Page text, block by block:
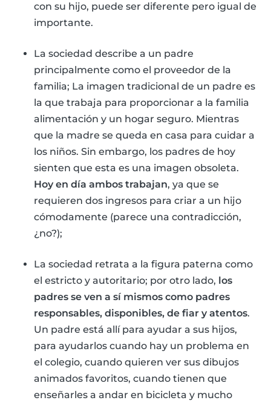
con su hijo, puede ser diferente pero igual de
importante.
La sociedad describe a un padre
principalmente como el proveedor de la
familia; La imagen tradicional de un padre es
la que trabaja para proporcionar a la familia
alimentación y un hogar seguro. Mientras
que la madre se queda en casa para cuidar a
los niños. Sin embargo, los padres de hoy
sienten que esta es una imagen obsoleta.
Hoy en día ambos trabajan, ya que se
requieren dos ingresos para criar a un hijo
cómodamente (parece una contradicción,
¿no?);
La sociedad retrata a la figura paterna como
el estricto y autoritario; por otro lado, los
padres se ven a sí mismos como padres
responsables, disponibles, de fiar y atentos.
Un padre está allí para ayudar a sus hijos,
para ayudarlos cuando hay un problema en
el colegio, cuando quieren ver sus dibujos
animados favoritos, cuando tienen que
enseñarles a andar en bicicleta y mucho